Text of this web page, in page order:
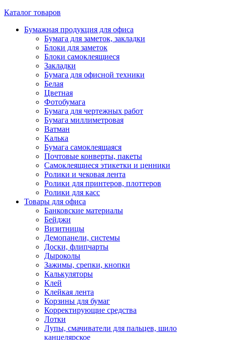
Каталог товаров
Бумажная продукция для офиса
Бумага для заметок, закладки
Блоки для заметок
Блоки самоклеящиеся
Закладки
Бумага для офисной техники
Белая
Цветная
Фотобумага
Бумага для чертежных работ
Бумага миллиметровая
Ватман
Калька
Бумага самоклеящаяся
Почтовые конверты, пакеты
Самоклеящиеся этикетки и ценники
Ролики и чековая лента
Ролики для принтеров, плоттеров
Ролики для касс
Товары для офиса
Банковские материалы
Бейджи
Визитницы
Демопанели, системы
Доски, флипчарты
Дыроколы
Зажимы, срепки, кнопки
Калькуляторы
Клей
Клейкая лента
Корзины для бумаг
Корректирующие средства
Лотки
Лупы, смачиватели для пальцев, шило
канцелярское